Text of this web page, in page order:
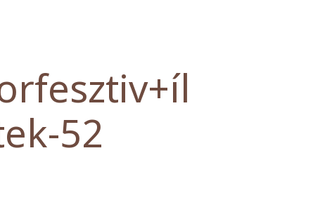
52